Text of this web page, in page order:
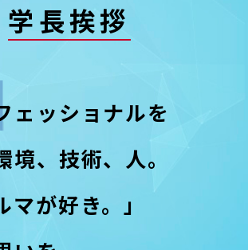
学長挨拶
ェッショナルを
境、技術、人。
マが好き。」